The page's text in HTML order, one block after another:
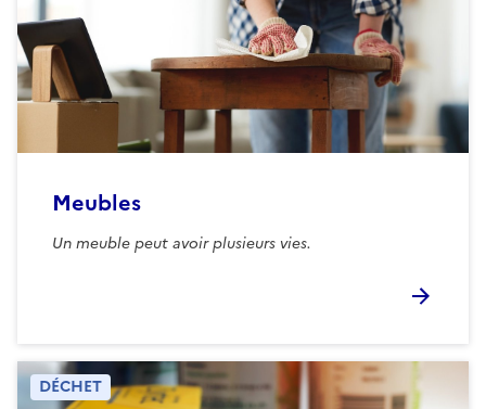
Meubles
Un meuble peut avoir plusieurs vies.
DÉCHET